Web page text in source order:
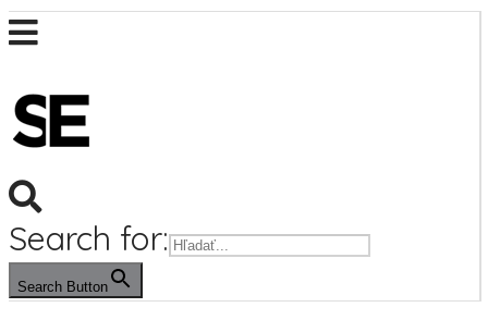
Search for:
Search Button